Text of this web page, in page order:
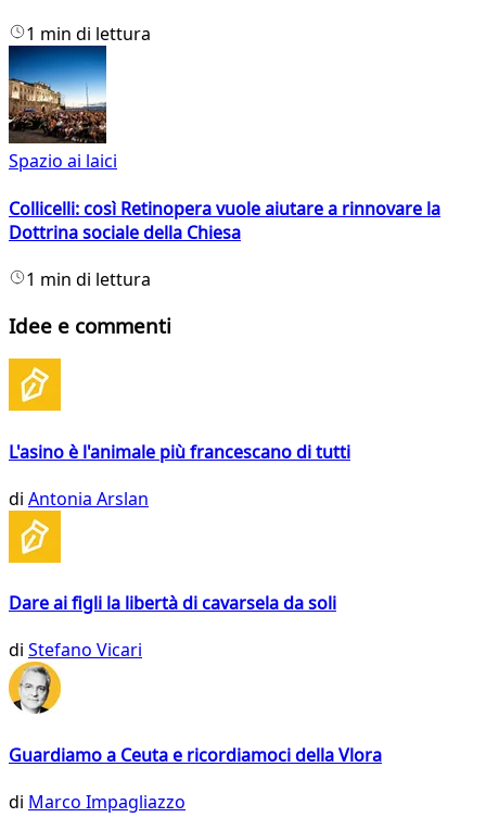
1 min di lettura
Spazio ai laici
Collicelli: così Retinopera vuole aiutare a rinnovare la
Dottrina sociale della Chiesa
1 min di lettura
Idee e commenti
L'asino è l'animale più francescano di tutti
di Antonia Arslan
Dare ai figli la libertà di cavarsela da soli
di Stefano Vicari
Guardiamo a Ceuta e ricordiamoci della Vlora
di Marco Impagliazzo